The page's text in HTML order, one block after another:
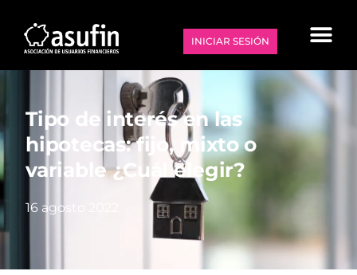
INICIAR SESIÓN
Tipo de interés en las
hipotecas: fijo, mixto o
variable ¿Cuál elegir?
16 agosto 2022